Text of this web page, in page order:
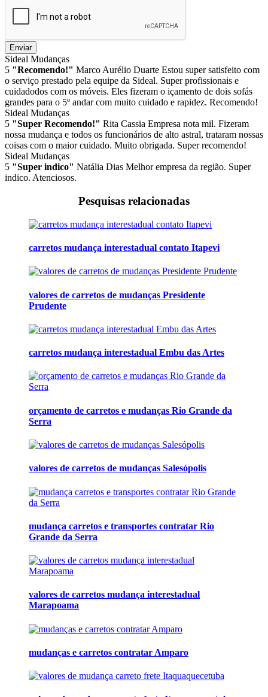
Enviar
Sideal Mudanças
5 "Recomendo!" Marco Aurélio Duarte Estou super satisfeito com
o serviço prestado pela equipe da Sideal. Super profissionais e
cuidadodos com os móveis. Eles fizeram o içamento de dois sofás
grandes para o 5º andar com muito cuidado e rapidez. Recomendo!
Sideal Mudanças
5 "Super Recomendo!" Rita Cassia Empresa nota mil. Fizeram
nossa mudança e todos os funcionários de alto astral, trataram nossas
coisas com o maior cuidado. Muito obrigada. Super recomendo!
Sideal Mudanças
5 "Super indico" Natália Dias Melhor empresa da região. Super
indico. Atenciosos.
Pesquisas relacionadas
carretos mudança interestadual contato Itapevi
valores de carretos de mudanças Presidente
Prudente
carretos mudança interestadual Embu das Artes
orçamento de carretos e mudanças Rio Grande da
Serra
valores de carretos de mudanças Salesópolis
mudança carretos e transportes contratar Rio
Grande da Serra
valores de carretos mudança interestadual
Marapoama
mudanças e carretos contratar Amparo